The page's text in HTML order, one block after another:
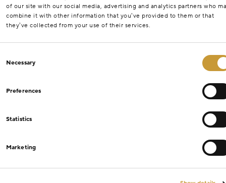
of our site with our social media, advertising and analytics partners who
combine it with other information that you’ve provided to them or that
they’ve collected from your use of their services.
Selection
Necessary
Preferences
Statistics
Marketing